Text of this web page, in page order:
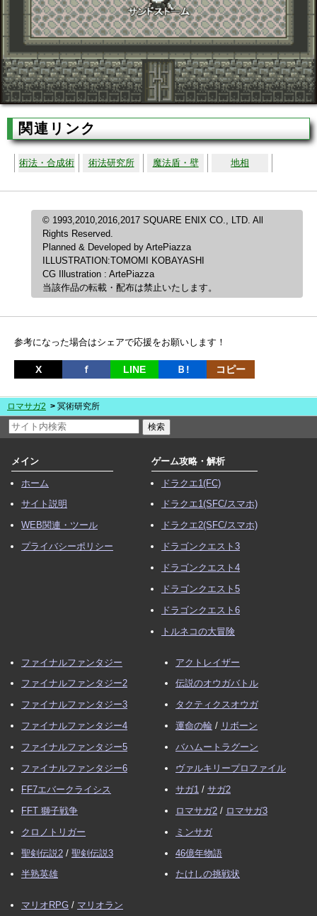
関連リンク
術法・合成術 術法研究所 魔法盾・壁 地相
© 1993,2010,2016,2017 SQUARE ENIX CO., LTD. All
Rights Reserved.
Planned & Developed by ArtePiazza
ILLUSTRATION:TOMOMI KOBAYASHI
CG Illustration : ArtePiazza
当該作品の転載・配布は禁止いたします。
参考になった場合はシェアで応援をお願いします！
X ｆ LINE Ｂ! コピー
ロマサガ2 冥術研究所
メイン
ホーム
サイト説明
WEB関連・ツール
プライバシーポリシー
ゲーム攻略・解析
ドラクエ1(FC)
ドラクエ1(SFC/スマホ)
ドラクエ2(SFC/スマホ)
ドラゴンクエスト3
ドラゴンクエスト4
ドラゴンクエスト5
ドラゴンクエスト6
トルネコの大冒険
ファイナルファンタジー
ファイナルファンタジー2
ファイナルファンタジー3
ファイナルファンタジー4
ファイナルファンタジー5
ファイナルファンタジー6
FF7エバークライシス
FFT 獅子戦争
クロノトリガー
聖剣伝説2 / 聖剣伝説3
半熟英雄
アクトレイザー
伝説のオウガバトル
タクティクスオウガ
運命の輪 / リボーン
バハムートラグーン
ヴァルキリープロファイル
サガ1 / サガ2
ロマサガ2 / ロマサガ3
ミンサガ
46億年物語
たけしの挑戦状
マリオRPG / マリオラン